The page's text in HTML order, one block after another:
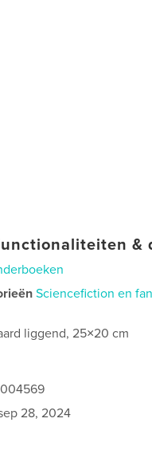
&
Sciencefiction en
liggend, 25×20 cm
28, 2024